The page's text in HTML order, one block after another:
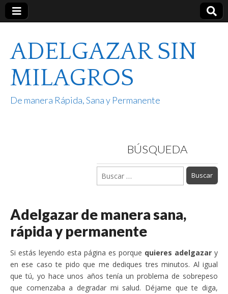
ADELGAZAR SIN
MILAGROS
De manera Rápida, Sana y Permanente
BÚSQUEDA
Buscar:
Adelgazar de manera sana,
rápida y permanente
Si estás leyendo esta página es porque quieres adelgazar y
en ese caso te pido que me dediques tres minutos. Al igual
que tú, yo hace unos años tenía un problema de sobrepeso
que comenzaba a degradar mi salud. Déjame que te diga,